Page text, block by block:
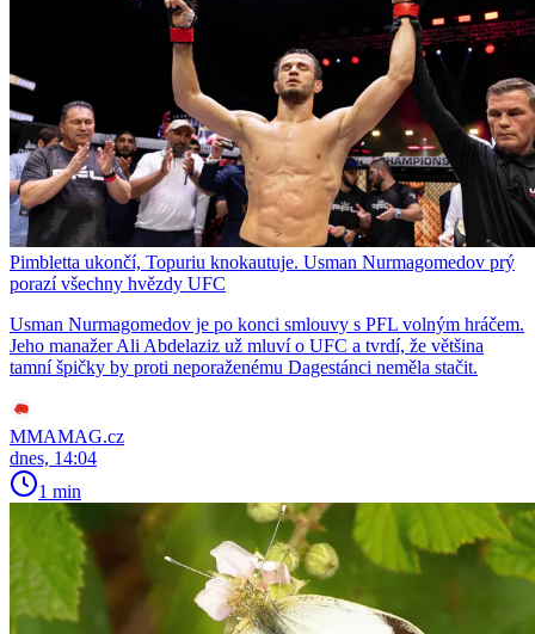
Pimbletta ukončí, Topuriu knokautuje. Usman Nurmagomedov prý
porazí všechny hvězdy UFC
Usman Nurmagomedov je po konci smlouvy s PFL volným hráčem.
Jeho manažer Ali Abdelaziz už mluví o UFC a tvrdí, že většina
tamní špičky by proti neporaženému Dagestánci neměla stačit.
MMAMAG.cz
dnes, 14:04
1 min